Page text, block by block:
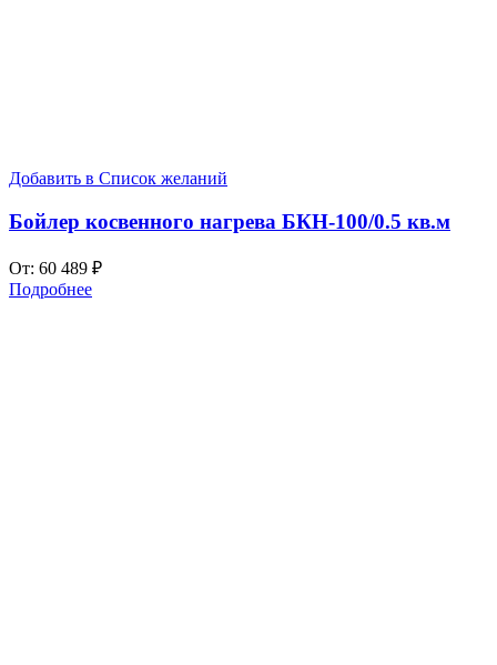
Добавить в Список желаний
Бойлер косвенного нагрева БКН-100/0.5 кв.м
От: 60 489 ₽
Подробнее